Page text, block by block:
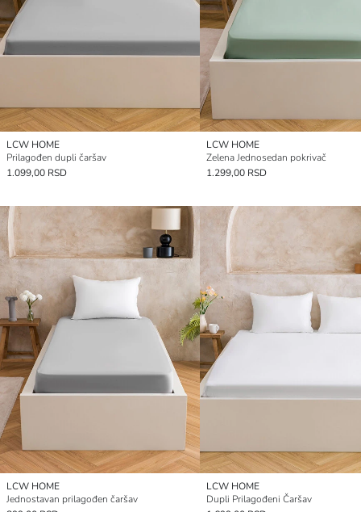
LCW HOME
Prilagođen dupli čaršav
1.099,00 RSD
LCW HOME
Zelena Jednosedan pokrivač
1.299,00 RSD
LCW HOME
Jednostavan prilagođen čaršav
LCW HOME
Dupli Prilagođeni Čaršav